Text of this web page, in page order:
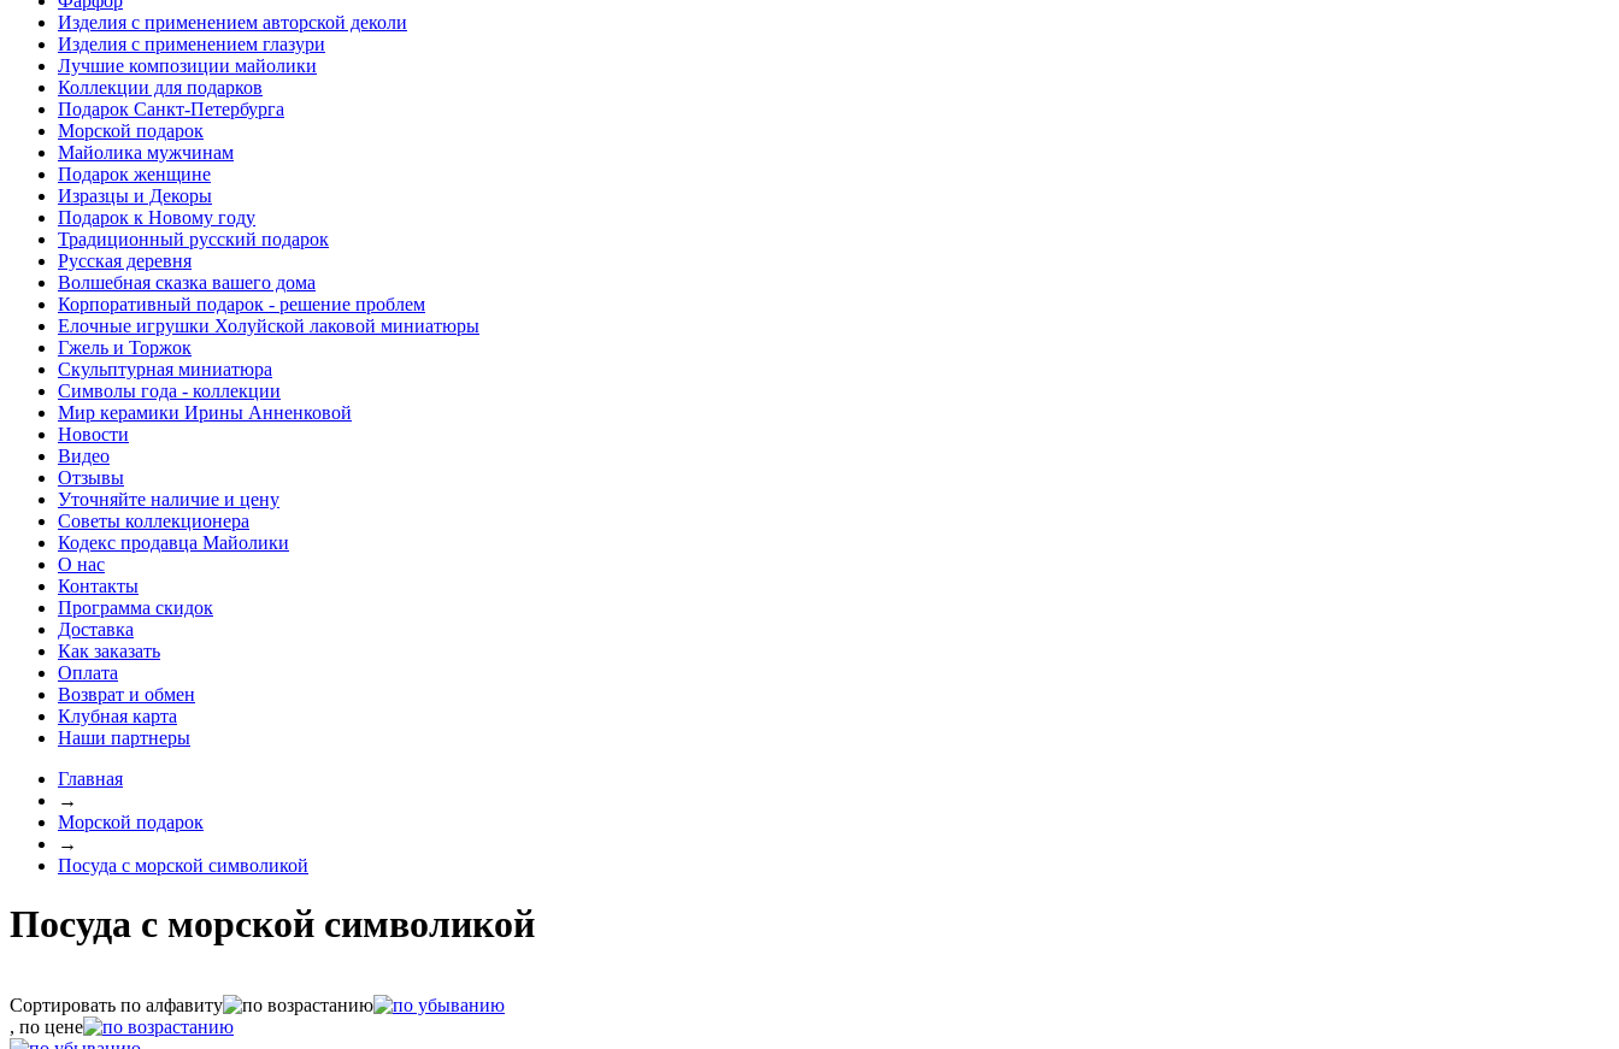
Изделия с применением авторской деколи
Изделия с применением глазури
Лучшие композиции майолики
Коллекции для подарков
Подарок Санкт-Петербурга
Морской подарок
Майолика мужчинам
Подарок женщине
Изразцы и Декоры
Подарок к Новому году
Традиционный русский подарок
Русская деревня
Волшебная сказка вашего дома
Корпоративный подарок - решение проблем
Елочные игрушки Холуйской лаковой миниатюры
Гжель и Торжок
Скульптурная миниатюра
Символы года - коллекции
Мир керамики Ирины Анненковой
Новости
Видео
Отзывы
Уточняйте наличие и цену
Советы коллекционера
Кодекс продавца Майолики
О нас
Контакты
Программа скидок
Доставка
Как заказать
Оплата
Возврат и обмен
Клубная карта
Наши партнеры
Главная
→
Морской подарок
→
Посуда с морской символикой
Посуда с морской символикой
Сортировать по алфавиту
, по цене